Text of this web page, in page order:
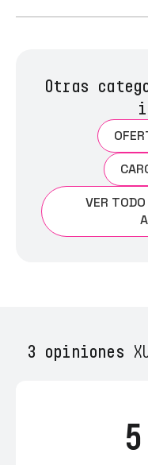
Otras
VER
3 opiniones